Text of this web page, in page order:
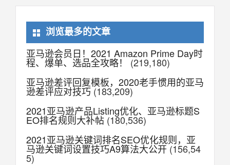
浏览最多的文章
亚马逊会员日！2021 Amazon Prime Day时
程、爆单、选品全攻略！
(219,180)
亚马逊差评回复模板，2020老手惯用的亚马
逊差评应对技巧(183,209)
2021亚马逊产品Listing优化、亚马逊标题S
EO排名规则大补帖 (180,536)
2021亚马逊关键词排名SEO优化规则，亚
马逊关键词设置技巧A9算法大公开(156,54
5)